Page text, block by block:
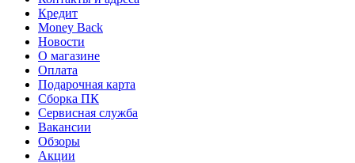
Кредит
Money Back
Новости
О магазине
Оплата
Подарочная карта
Сборка ПК
Сервисная служба
Вакансии
Обзоры
Акции